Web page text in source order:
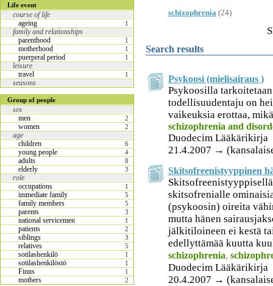
Life event
course of life
ageing
1
family and relationships
parenthood
1
motherhood 1
puerperal period 1
leisure
travel
1
seasons
Group of people
sex
men
2
women 2
age
children
6
young people 4
adults 8
elderly 3
role
occupations
1
immediate family 5
family members 5
parents 3
national servicemen 1
patients 2
siblings 3
relatives 5
sotilashenkilö 1
sotilashenkilöstö 1
Finns 1
mothers 2
schizophrenia (24)
Search results
Psykoosi (mielisairaus )
Psykoosilla
todellisuudentaju on
vaikeuksia erottaa,
schizophrenia and
Duodecim Lääkärikirja
21.4.2007 →
Skitsofreenistyyppinen
skitsofrenialle
(psykoosin) oireita
mutta hänen
jälkitiloineen ei kestä
edellyttämää kuutta
schizophrenia,
Duodecim Lääkärikirja
20.4.2007 →